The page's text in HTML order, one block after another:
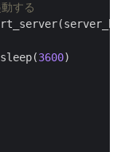
する
sleep(3600